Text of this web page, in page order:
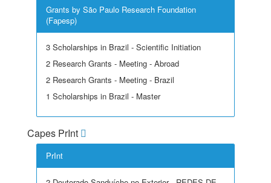
Grants by São Paulo Research Foundation
(Fapesp)
3 Scholarships in Brazil - Scientific Initiation
2 Research Grants - Meeting - Abroad
2 Research Grants - Meeting - Brazil
1 Scholarships in Brazil - Master
Capes PrInt
PrInt